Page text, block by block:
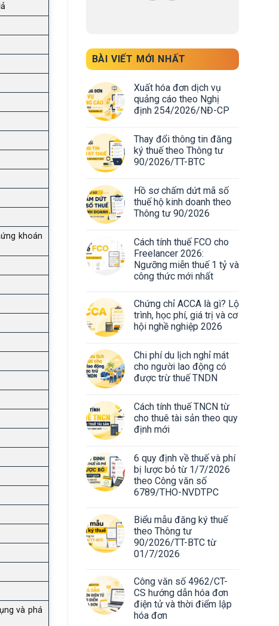
khoán
và phá
BÀI VIẾT MỚI NHẤT
Xuất hóa đơn dịch vụ
quảng cáo theo Nghị
định 254/2026/NĐ-CP
Thay đổi thông tin đăng
ký thuế theo Thông tư
90/2026/TT-BTC
Hồ sơ chấm dứt mã số
thuế hộ kinh doanh theo
Thông tư 90/2026
Cách tính thuế FCO cho
Freelancer 2026:
Ngưỡng miễn thuế 1 tỷ và
công thức mới nhất
Chứng chỉ ACCA là gì? Lộ
trình, học phí, giá trị và cơ
hội nghề nghiệp 2026
Chi phí du lịch nghỉ mát
cho người lao động có
được trừ thuế TNDN
Cách tính thuế TNCN từ
cho thuê tài sản theo quy
định mới
6 quy định về thuế và phí
bị lược bỏ từ 1/7/2026
theo Công văn số
6789/THO-NVDTPC
Biểu mẫu đăng ký thuế
theo Thông tư
90/2026/TT-BTC từ
01/7/2026
Công văn số 4962/CT-
CS hướng dẫn hóa đơn
điện tử và thời điểm lập
hóa đơn